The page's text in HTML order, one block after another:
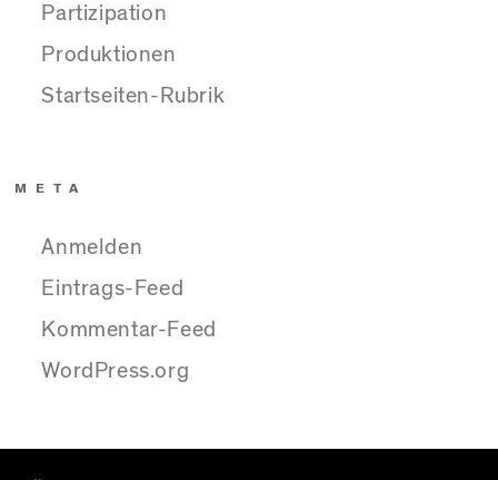
Partizipation
Produktionen
Startseiten-Rubrik
META
Anmelden
Eintrags-Feed
Kommentar-Feed
WordPress.org